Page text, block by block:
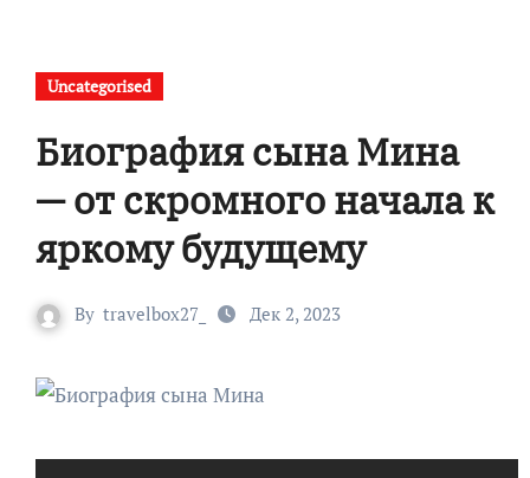
Uncategorised
Биография сына Мина
— от скромного начала к
яркому будущему
By travelbox27_ Дек 2, 2023